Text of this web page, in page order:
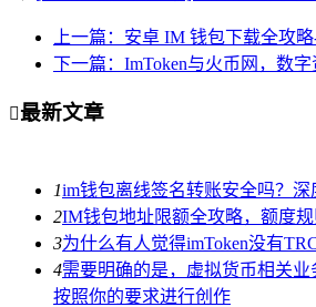
上一篇：安卓 IM 钱包下载全攻
下一篇：ImToken与火币网，数
最新文章
1im钱包离线签名转账安全吗？
2IM钱包地址限额全攻略，额度
3为什么有人觉得imToken没有
4需要明确的是，虚拟货币相关
按照你的要求进行创作